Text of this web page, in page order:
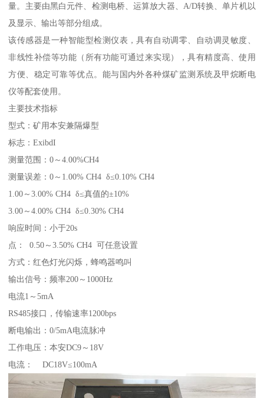
量。主要由黑白元件、检测电桥、运算放大器、A/D转换、单片机以
及显示、输出等部分组成。
该传感器是一种智能型检测仪表，具有自动调零、自动调灵敏度、
非线性补偿等功能（所有功能可通过来实现），具有精度高、使用
方便、稳定可靠等优点。能与国内外各种煤矿监测系统及甲烷断电
仪等配套使用。
主要技术指标
型式：矿用本安兼隔爆型
标志：ExibdI
测量范围：0～4.00%CH4
测量误差：0～1.00% CH4 δ≤0.10% CH4
1.00～3.00% CH4 δ≤真值的±10%
3.00～4.00% CH4 δ≤0.30% CH4
响应时间：小于20s
点： 0.50～3.50% CH4 可任意设置
方式：红色灯光闪烁，蜂鸣器鸣叫
输出信号：频率200～1000Hz
电流1～5mA
RS485接口，传输速率1200bps
断电输出：0/5mA电流脉冲
工作电压：本安DC9～18V
电流： DC18V≤100mA